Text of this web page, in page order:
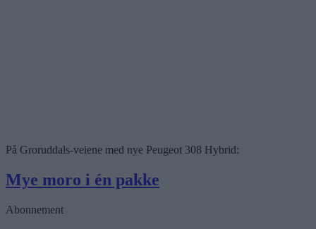
På Groruddals-veiene med nye Peugeot 308 Hybrid:
Mye moro i én pakke
Abonnement